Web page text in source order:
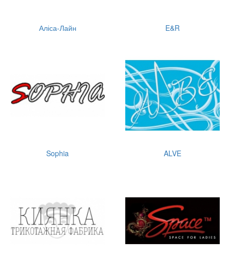
Аліса-Лайн E&R
Sophia ALVE